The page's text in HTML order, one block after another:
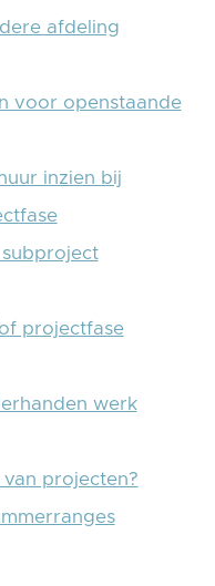
afdeling
voor openstaande
inzien bij
projectfase
werk
projecten?